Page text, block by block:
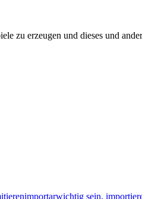
zu erzeugen und dieses und
importarwichtig sein,